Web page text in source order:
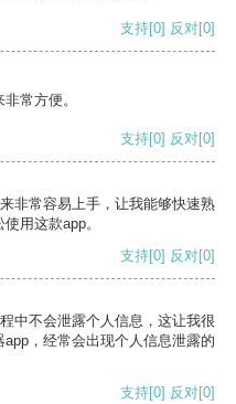
支持[0] 反对[0]
常方便。
支持[0] 反对[0]
非常容易上手，让我能够快速熟
用这款app。
支持[0] 反对[0]
中不会泄露个人信息，这让我很
，经常会出现个人信息泄露的
支持[0] 反对[0]